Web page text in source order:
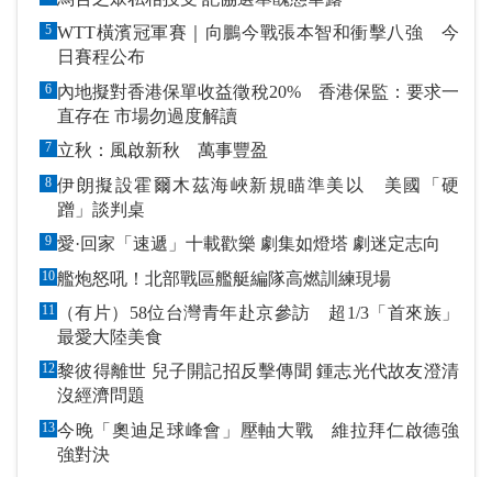
5 WTT橫濱冠軍賽｜向鵬今戰張本智和衝擊八強 今
日賽程公布
6 內地擬對香港保單收益徵稅20% 香港保監：要求一
直存在 市場勿過度解讀
7 立秋：風啟新秋 萬事豐盈
8 伊朗擬設霍爾木茲海峽新規瞄準美以 美國「硬
蹭」談判桌
9 愛·回家「速遞」十載歡樂 劇集如燈塔 劇迷定志向
10艦炮怒吼！北部戰區艦艇編隊高燃訓練現場
11
（有片）58位台灣青年赴京參訪 超1/3「首來族」
最愛大陸美食
12黎彼得離世 兒子開記招反擊傳聞 鍾志光代故友澄清
沒經濟問題
13今晚「奧迪足球峰會」壓軸大戰 維拉拜仁啟德強
強對決